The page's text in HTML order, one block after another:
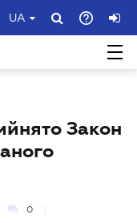
UA
Закон
0